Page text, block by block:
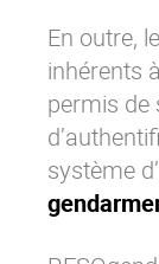
En outre,
inhérents à
permis de
système